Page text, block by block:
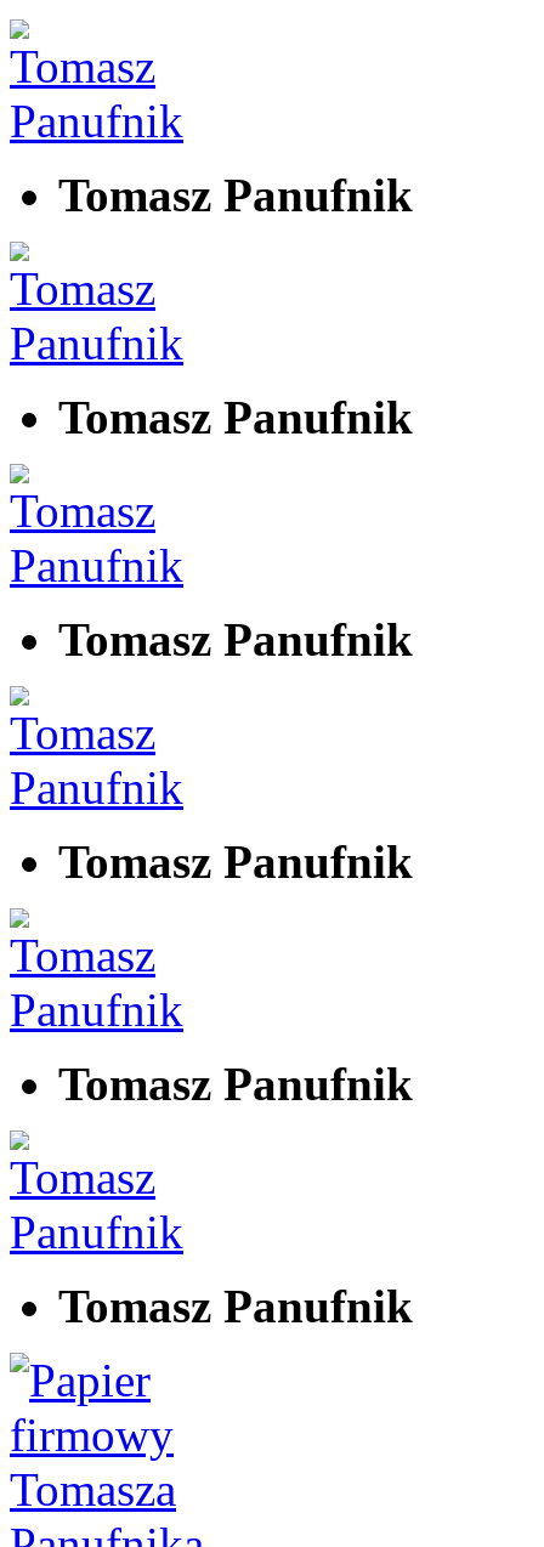
Tomasz Panufnik
Tomasz Panufnik
Tomasz Panufnik
Tomasz Panufnik
Tomasz Panufnik
Tomasz Panufnik